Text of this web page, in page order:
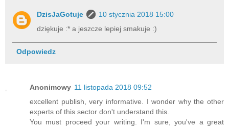
DzisJaGotuje
10 stycznia 2018 15:00
dziękuje :* a jeszcze lepiej smakuje :)
Odpowiedz
Anonimowy 11 listopada 2018 09:52
excellent publish, very informative. I wonder why the other
experts of this sector don't understand this.
You must proceed your writing. I'm sure, you've a great